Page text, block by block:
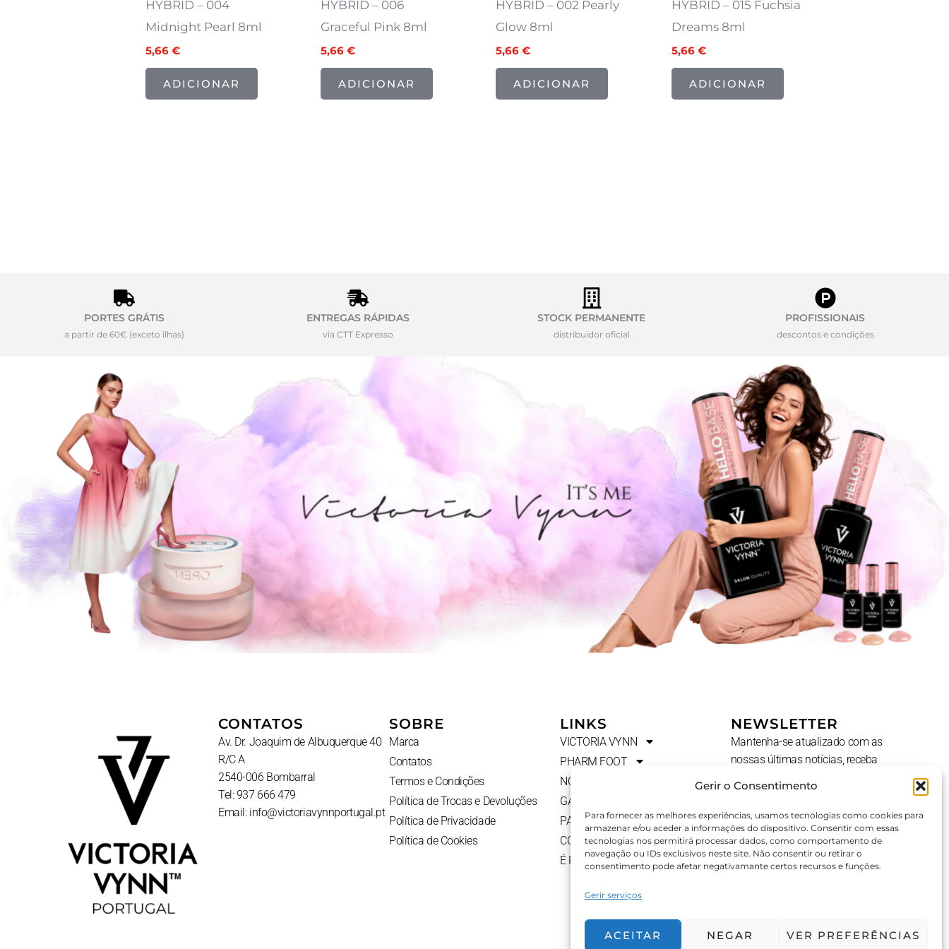
Gerir o Consentimento
Para fornecer as melhores experiências, usamos tecnologias como cookies para
armazenar e/ou aceder a informações do dispositivo. Consentir com essas
tecnologias nos permitirá processar dados, como comportamento de
navegação ou IDs exclusivos neste site. Não consentir ou retirar o
consentimento pode afetar negativamante certos recursos e funções.
Gerir serviços
ACEITAR NEGAR VER PREFERÊNCIAS
HYBRID – 004
Midnight Pearl 8ml
5,66 €
ADICIONAR
HYBRID – 006
Graceful Pink 8ml
5,66€
ADICIONAR
HYBRID – 002 Pearly
Glow 8ml
5,66€
ADICIONAR
HYBRID – 015 Fuchsia
Dreams 8ml
5,66 €
ADICIONAR
PORTES GRÁTIS
a partir de 60€ (exceto ilhas)
ENTREGAS RÁPIDAS
via CTT Expresso
STOCK PERMANENTE
distribuidor oficial
PROFISSIONAIS
descontos e condições
CONTATOS
Av. Dr. Joaquim de Albuquerque 40
R/C A
2540-006 Bombarral
Tel: 937 666 479
Email: info@victoriavynnportugal.pt
SOBRE
Marca
Contatos
Termos e Condições
Política de Trocas e Devoluções
Política de Privacidade
Política de Cookies
LINKS
VICTORIA VYNN
PHARM FOOT
NOVIDADES
GADGETS
PACKS
CONTATOS
É PROFISSIONAL?
NEWSLETTER
Mantenha-se atualizado com as
nossas últimas notícias, receba
Nome
E-